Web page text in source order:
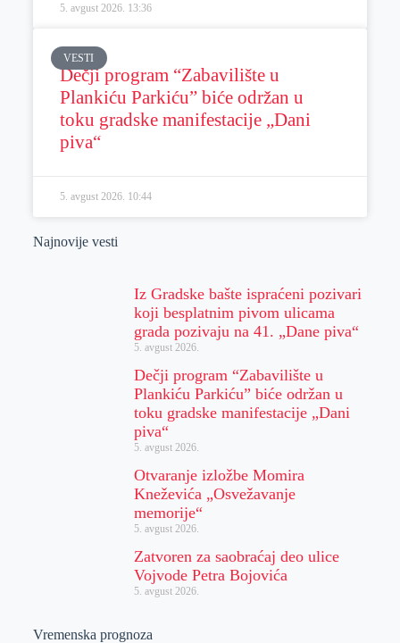
5. avgust 2026. 13:36
VESTI
Dečji program “Zabavilište u
Plankiću Parkiću” biće održan u
toku gradske manifestacije „Dani
piva“
5. avgust 2026. 10:44
Najnovije vesti
Iz Gradske bašte ispraćeni pozivari
koji besplatnim pivom ulicama
grada pozivaju na 41. „Dane piva“
5. avgust 2026.
Dečji program “Zabavilište u
Plankiću Parkiću” biće održan u
toku gradske manifestacije „Dani
piva“
5. avgust 2026.
Otvaranje izložbe Momira
Kneževića „Osvežavanje
memorije“
5. avgust 2026.
Zatvoren za saobraćaj deo ulice
Vojvode Petra Bojovića
5. avgust 2026.
Vremenska prognoza